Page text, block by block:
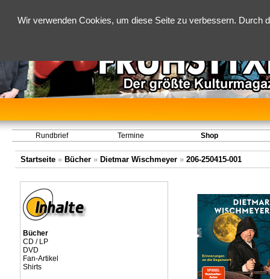
Wir verwenden Cookies, um diese Seite zu verbessern.
Rundbrief Termine Shop
Startseite» Bücher» Dietmar Wischmeyer» 206-250415-001
Bücher
CD / LP
DVD
Fan-Artikel
Shirts